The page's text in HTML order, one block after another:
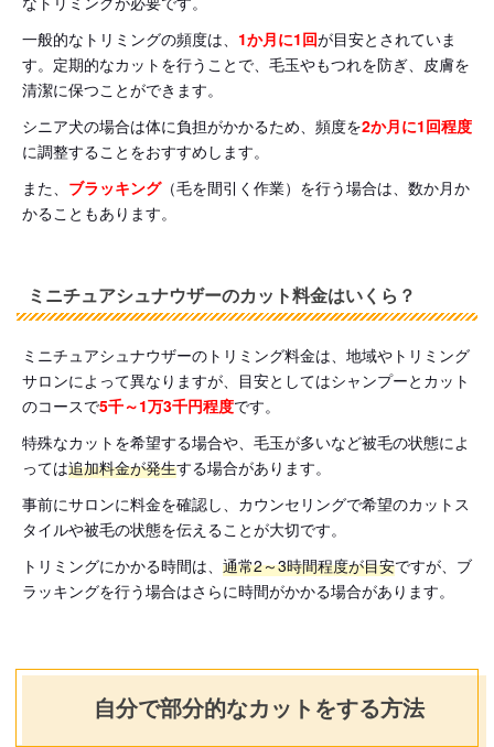
一般的なトリミングの頻度は、 1か月に1回が目安とされていま
す。定期的なカットを行うことで、毛玉やもつれを防ぎ、皮膚を
清潔に保つことができます。
シニア犬の場合は体に負担がかかるため、頻度を2か月に1回程度
に調整することをおすすめします。
また、 ブラッキング（毛を間引く作業）を行う場合は、数か月か
かることもあります。
ミニチュアシュナウザーのカット料金はいくら？
ミニチュアシュナウザーのトリミング料金は、地域やトリミング
サロンによって異なりますが、目安としてはシャンプーとカット
のコースで5千～1万3千円程度です。
特殊なカットを希望する場合や、毛玉が多いなど被毛の状態によ
っては追加料金が発生する場合があります。
事前にサロンに料金を確認し、カウンセリングで希望のカットス
タイルや被毛の状態を伝えることが大切です。
トリミングにかかる時間は、 通常2～3時間程度が目安ですが、ブ
ラッキングを行う場合はさらに時間がかかる場合があります。
自分で部分的なカットをする方法